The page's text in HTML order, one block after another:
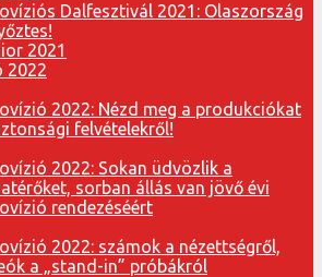
Dalfesztivál 2021: Olaszország
2021
2022
2022: Nézd meg a produkciókat
felvételekről!
2022: Sokan üdvözlik a
sorban állás van jövő évi
rendezéséért
2022: számok a nézettségről,
a „stand-in” próbákról